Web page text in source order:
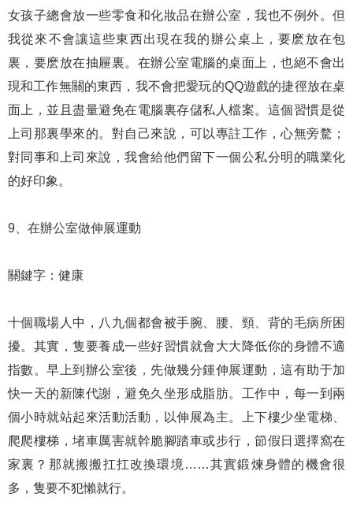
女孩子總會放一些零食和化妝品在辦公室，我也不例外。但
我從來不會讓這些東西出現在我的辦公桌上，要麽放在包
裏，要麽放在抽屜裏。在辦公室電腦的桌面上，也絕不會出
現和工作無關的東西，我不會把愛玩的QQ遊戲的捷徑放在桌
面上，並且盡量避免在電腦裏存儲私人檔案。這個習慣是從
上司那裏學來的。對自己來說，可以專註工作，心無旁騖；
對同事和上司來說，我會給他們留下一個公私分明的職業化
的好印象。
9、在辦公室做伸展運動
關鍵字：健康
十個職場人中，八九個都會被手腕、腰、頸、背的毛病所困
擾。其實，隻要養成一些好習慣就會大大降低你的身體不適
指數。早上到辦公室後，先做幾分鍾伸展運動，這有助于加
快一天的新陳代謝，避免久坐形成脂肪。工作中，每一到兩
個小時就站起來活動活動，以伸展為主。上下樓少坐電梯、
爬爬樓梯，堵車厲害就幹脆腳踏車或步行，節假日選擇窩在
家裏？那就搬搬扛扛改換環境……其實鍛煉身體的機會很
多，隻要不犯懶就行。